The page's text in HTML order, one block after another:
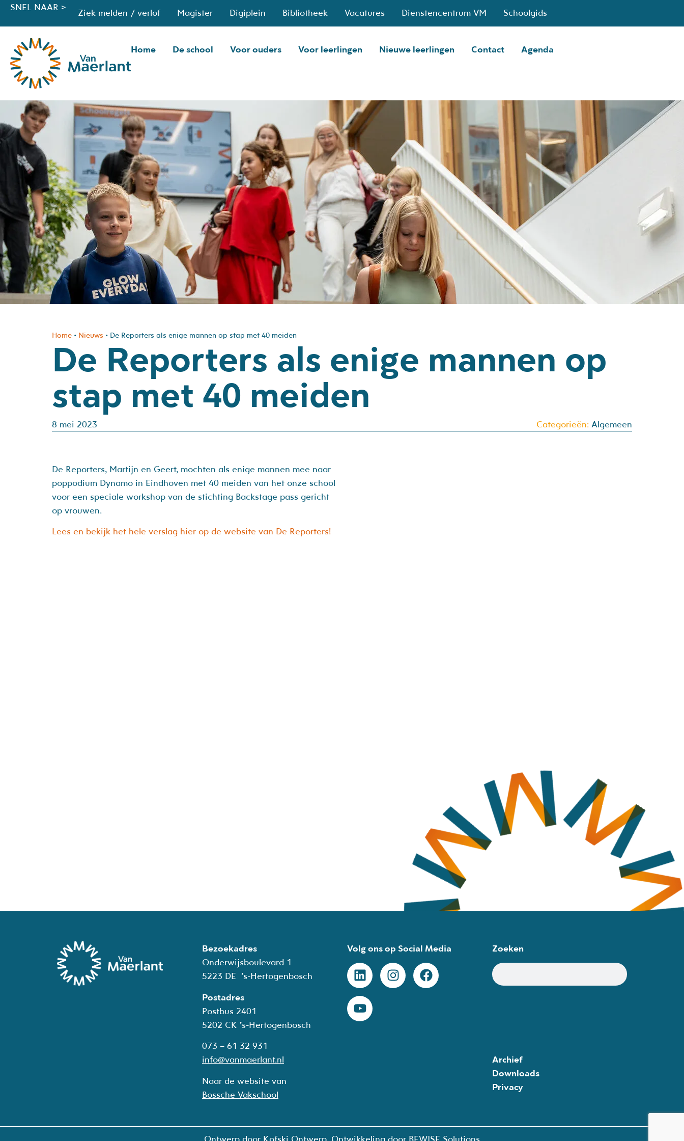
SNEL NAAR > Ziek melden / verlof Magister Digiplein Bibliotheek Vacatures Dienstencentrum VM Schoolgids
Home De school Voor ouders Voor leerlingen Nieuwe leerlingen Contact Agenda
Home • Nieuws • De Reporters als enige mannen op stap met 40 meiden
De Reporters als enige mannen op
stap met 40 meiden
8 mei 2023 Categorieën: Algemeen
De Reporters, Martijn en Geert, mochten als enige mannen mee naar
poppodium Dynamo in Eindhoven met 40 meiden van het onze school
voor een speciale workshop van de stichting Backstage pass gericht
op vrouwen.
Lees en bekijk het hele verslag hier op de website van De Reporters!
Bezoekadres
Onderwijsboulevard 1
5223 DE ’s-Hertogenbosch
Postadres
Postbus 2401
5202 CK ’s-Hertogenbosch
073 – 61 32 931
info@vanmaerlant.nl
Naar de website van
Bossche Vakschool
Volg ons op Social Media Zoeken
Archief
Downloads
Privacy